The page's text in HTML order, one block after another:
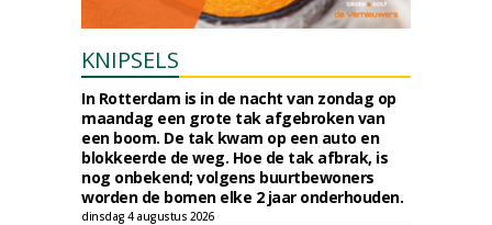
KNIPSELS
In Rotterdam is in de nacht van zondag op
maandag een grote tak afgebroken van
een boom. De tak kwam op een auto en
blokkeerde de weg. Hoe de tak afbrak, is
nog onbekend; volgens buurtbewoners
worden de bomen elke 2 jaar onderhouden.
dinsdag 4 augustus 2026